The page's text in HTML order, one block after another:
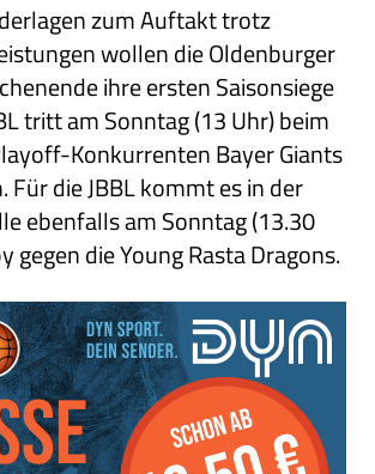
zum Auftakt trotz
wollen die Oldenburger
ihre ersten Saisonsiege
tritt am Sonntag (13 Uhr) beim
Konkurrenten Bayer Giants
Für die JBBL kommt es in der
ebenfalls am Sonntag (13.30
gegen die Young Rasta Dragons.